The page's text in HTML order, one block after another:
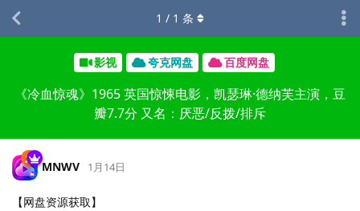
影视 夸克网盘 百度网盘
《冷血惊魂》1965 英国惊悚电影，凯瑟琳·德纳芙主演，豆
瓣7.7分 又名：厌恶/反拨/排斥
1 / 1 条
MNWV 1月14日
【网盘资源获取】